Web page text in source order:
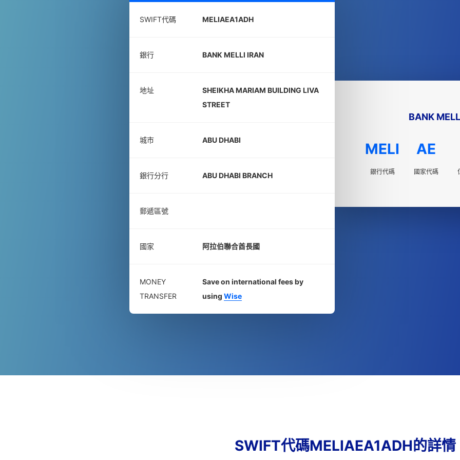
SWIFT代碼 MELIAEA1ADH
銀行 BANK MELLI IRAN
地址
SHEIKHA MARIAM BUILDING LIVA
STREET
城市 ABU DHABI
銀行分行 ABU DHABI BRANCH
郵遞區號
國家 阿拉伯聯合酋長國
MONEY
TRANSFER
Save on international fees by
using Wise
BANK
MELI
銀行代碼
AE
國家代碼
SWIFT代碼MELIAEA1ADH的詳情